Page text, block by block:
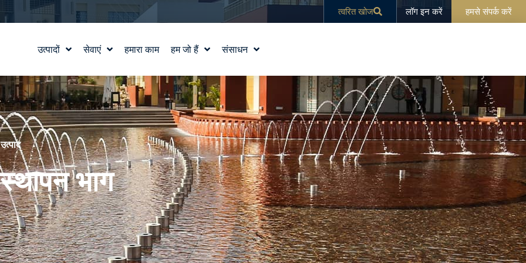
त्वरित खोज लॉग इन करें हमसे संपर्क करें
उत्पादों सेवाएं
जल सुविधा डिजाइन
वाटरलैब™
उत्पाद और तकनीकी सहायता
हमारा काम हम जो हैं
हमारी कहानी
हमारे मूल्य
टीम से मिलो
करियर
संसाधन
शिक्षा
समाचार में
उत्पाद
भाग